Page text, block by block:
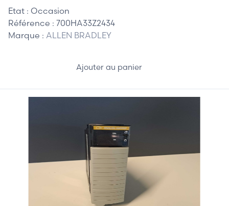
Etat : Occasion
Référence : 700HA33Z2434
Marque : ALLEN BRADLEY
Ajouter au panier